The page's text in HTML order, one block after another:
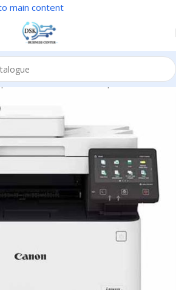
main content
& scanners/Imprimantes Laser